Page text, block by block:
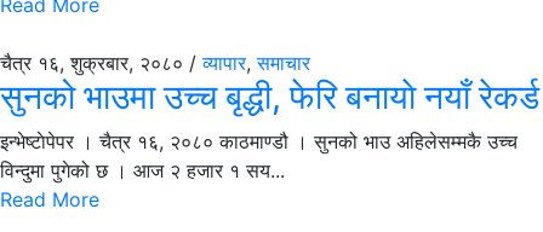
चैत्र १६, शुक्रबार, २०८० /व्यापार,समाचार
सुनको भाउमा उच्च बृद्धी, फेरि बनायाे नयाँ रेकर्ड
इन्भेष्टाेपेपर । चैत्र १६, २०८० काठमाण्डौ । सुनको भाउ अहिलेसम्मकै उच्च
विन्दुमा पुगेको छ । आज २ हजार १ सय...
Read More